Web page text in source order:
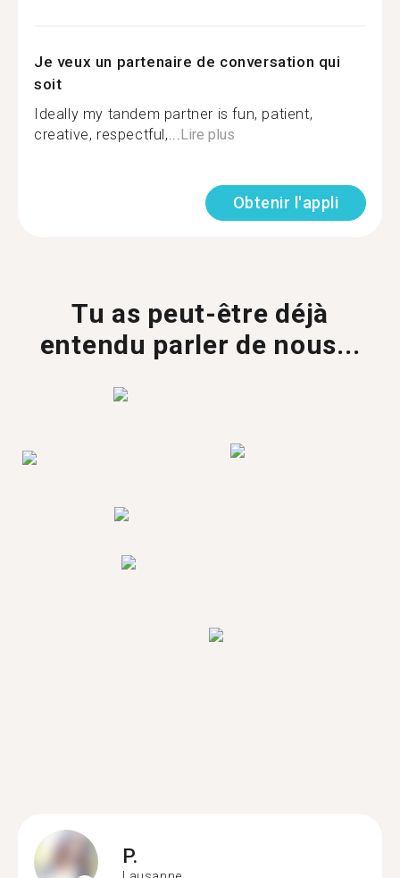
Je veux un partenaire de conversation qui
soit
Ideally my tandem partner is fun, patient,
creative, respectful,...Lire plus
Obtenir l'appli
Tu as peut-être déjà
entendu parler de nous...
P.